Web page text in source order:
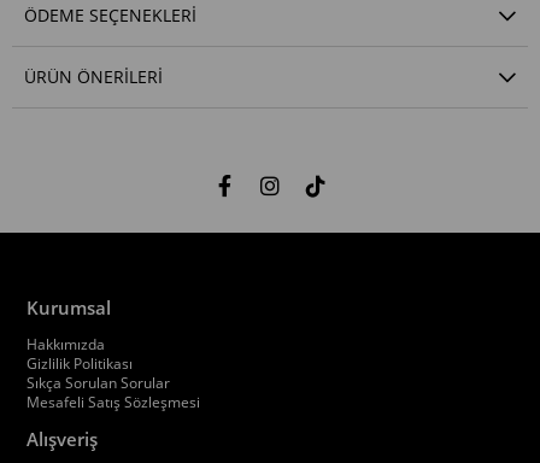
ÖDEME SEÇENEKLERI
ÜRÜN ÖNERILERI
Kurumsal
Hakkımızda
Gizlilik Politikası
Sıkça Sorulan Sorular
Mesafeli Satış Sözleşmesi
Alışveriş